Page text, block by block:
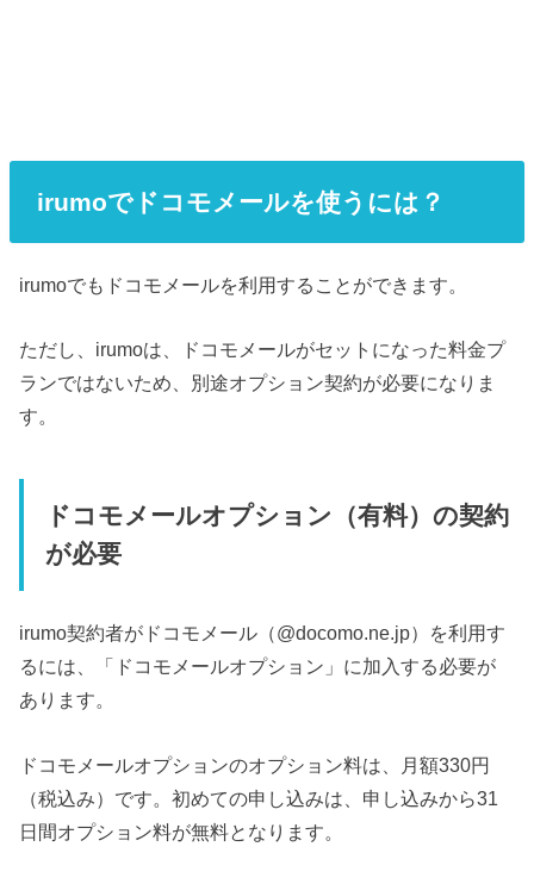
irumoでドコモメールを使うには？
irumoでもドコモメールを利用することができます。
ただし、irumoは、ドコモメールがセットになった料金プ
ランではないため、別途オプション契約が必要になりま
す。
ドコモメールオプション（有料）の契約
が必要
irumo契約者がドコモメール（@docomo.ne.jp）を利用す
るには、「ドコモメールオプション」に加入する必要が
あります。
ドコモメールオプションのオプション料は、月額330円
（税込み）です。初めての申し込みは、申し込みから31
日間オプション料が無料となります。